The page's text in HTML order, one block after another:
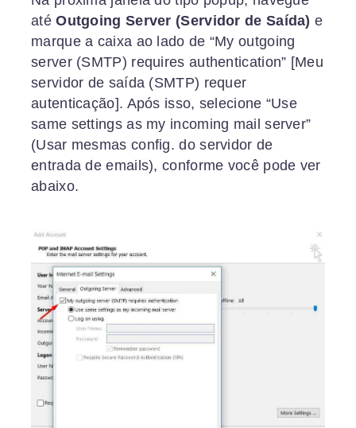
atéOutgoing Server (Servidor de Saída) e
marque a caixa ao lado de “My outgoing
server (SMTP) requires authentication” [Meu
servidor de saída (SMTP) requer
autenticação]. Após isso, selecione “Use
same settings as my incoming mail server”
(Usar mesmas config. do servidor de
entrada de emails), conforme você pode ver
abaixo.